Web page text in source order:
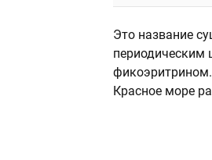
Это название
периодическим
Красное море